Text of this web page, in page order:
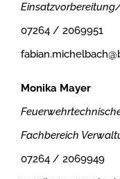
07264 / 2069951
Monika Mayer
Fachbereich
07264 / 2069949